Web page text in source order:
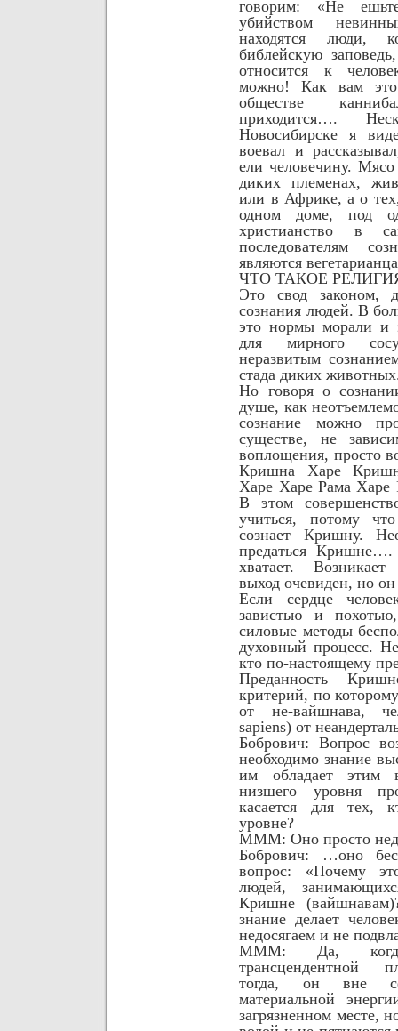
говорим: «Не
убийством
находятся люди,
библейскую
относится к
можно! Как вам
обществе
приходится….
Новосибирске я
воевал и
ели человечину.
диких племенах,
или в Африке, а о
одном доме, под
христианство в
последователям
являются
ЧТО ТАКОЕ
Это свод законом,
сознания людей. В
это нормы морали и
для мирного
неразвитым
стада диких
Но говоря о
душе, как
сознание можно
существе, не
воплощения, просто
Кришна Харе
Харе Харе Рама Харе
В этом
учиться, потому
сознает Кришну.
предаться
хватает.
выход очевиден, но
Если сердце
завистью и
силовые методы
духовный процесс.
кто по-настоящему
Преданность
критерий, по
от не-вайшнава,
sapiens) от
Бобрович: Вопрос
необходимо знание
им обладает этим
низшего уровня
касается для тех,
уровне?
МММ: Оно просто
Бобрович: …оно
вопрос: «Почему
людей,
Кришне
знание делает
недосягаем и не
МММ: Да,
трансцендентной
тогда, он вне
материальной
загрязненном месте,